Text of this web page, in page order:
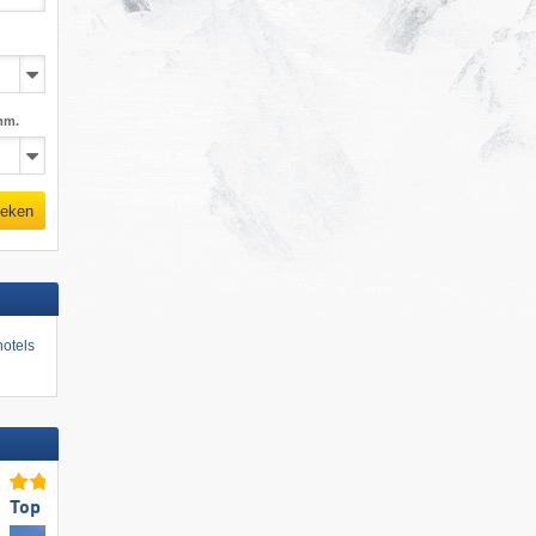
Top voor gezinnen